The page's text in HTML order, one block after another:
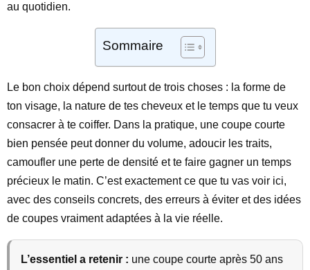
au quotidien.
Sommaire
Le bon choix dépend surtout de trois choses : la forme de
ton visage, la nature de tes cheveux et le temps que tu veux
consacrer à te coiffer. Dans la pratique, une coupe courte
bien pensée peut donner du volume, adoucir les traits,
camoufler une perte de densité et te faire gagner un temps
précieux le matin. C’est exactement ce que tu vas voir ici,
avec des conseils concrets, des erreurs à éviter et des idées
de coupes vraiment adaptées à la vie réelle.
L’essentiel a retenir : une coupe courte après 50 ans